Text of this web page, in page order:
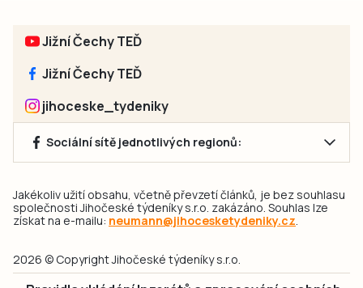
Jižní Čechy TEĎ
Jižní Čechy TEĎ
jihoceske_tydeniky
Sociální sítě jednotlivých regionů:
Jakékoliv užití obsahu, včetně převzetí článků, je bez souhlasu
společnosti Jihočeské týdeníky s.r.o. zakázáno. Souhlas lze
získat na e-mailu: neumann@jihocesketydeniky.cz
2026 © Copyright Jihočeské týdeníky s.r.o.